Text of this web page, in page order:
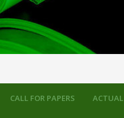
CALL FOR PAPERS ACTUAL